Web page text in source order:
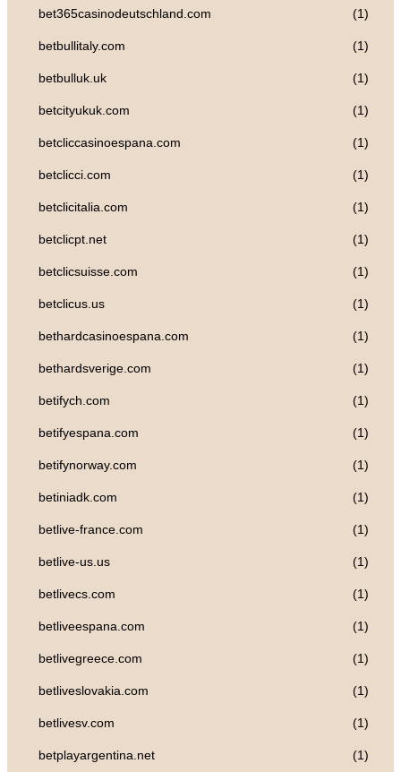
bet365casinodeutschland.com (1)
betbullitaly.com (1)
betbulluk.uk (1)
betcityukuk.com (1)
betcliccasinoespana.com (1)
betclicci.com (1)
betclicitalia.com (1)
betclicpt.net (1)
betclicsuisse.com (1)
betclicus.us (1)
bethardcasinoespana.com (1)
bethardsverige.com (1)
betifych.com (1)
betifyespana.com (1)
betifynorway.com (1)
betiniadk.com (1)
betlive-france.com (1)
betlive-us.us (1)
betlivecs.com (1)
betliveespana.com (1)
betlivegreece.com (1)
betliveslovakia.com (1)
betlivesv.com (1)
betplayargentina.net (1)